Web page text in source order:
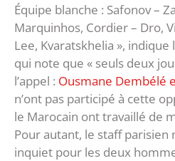
Équipe blanche : Safonov –
Marquinhos, Cordier – Dro,
Lee, Kvaratskhelia »,
qui note que « seuls deux
l’appel : Ousmane Dembélé
n’ont pas participé à cette
le Marocain ont travaillé de
Pour autant, le staff parisien
inquiet pour les deux